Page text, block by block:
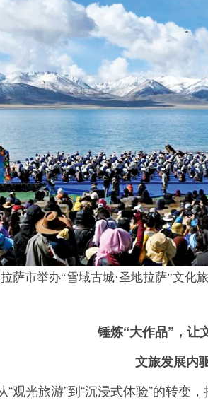
萨市举办“雪域古城·圣地拉萨”文化
锤炼“大作品”，让
文旅发展内
“观光旅游”到“沉浸式体验”的转